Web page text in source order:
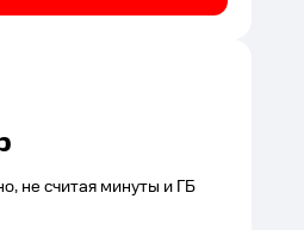
не считая минуты и ГБ